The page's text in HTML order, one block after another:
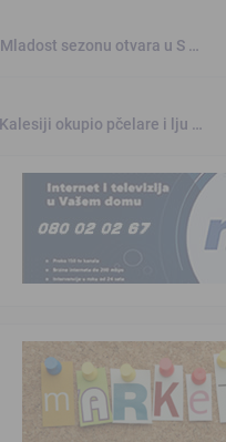
sezonu otvara u S …
okupio pčelare i lju …